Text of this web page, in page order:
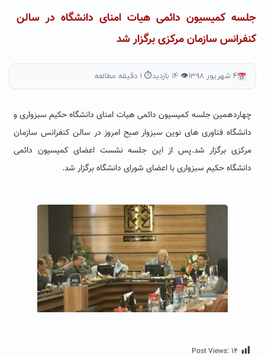
جلسه کمیسیون دائمی هیات امنای دانشگاه در سالن
کنفرانس سازمان مرکزی برگزار شد
۴ شهریور ۱۳۹۸ 👁 ۱۴ بازدید ⏱ ۱ دقیقه مطالعه
چهاردهمین جلسه کمیسیون دائمی هیات امنای دانشگاه حکیم سبزواری و
دانشگاه فناوری های نوین سبزوار صبح امروز در سالن کنفرانس سازمان
مرکزی برگزار شد.پس از این جلسه نشست اعضای کمیسیون دائمی
دانشگاه حکیم سبزواری با اعضای شورای دانشگاه برگزار شد.
Post Views: ۱۴